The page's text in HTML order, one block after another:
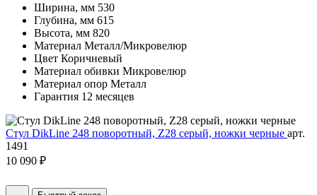
Ширина, мм 530
Глубина, мм 615
Высота, мм 820
Материал Металл/Микровелюр
Цвет Коричневый
Материал обивки Микровелюр
Материал опор Металл
Гарантия 12 месяцев
Стул DikLine 248 поворотный, Z28 серый, ножки черные арт.
1491
10 090 ₽